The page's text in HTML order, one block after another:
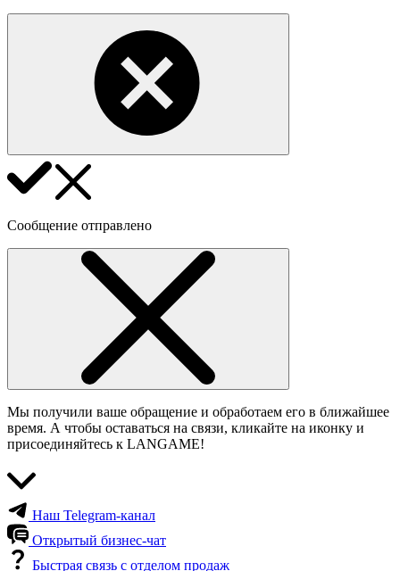
Сообщение отправлено
Мы получили ваше обращение и обработаем его в ближайшее
время. А чтобы оставаться на связи, кликайте на иконку и
присоединяйтесь к LANGAME!
Наш Telegram-канал
Открытый бизнес-чат
Быстрая связь с отделом продаж